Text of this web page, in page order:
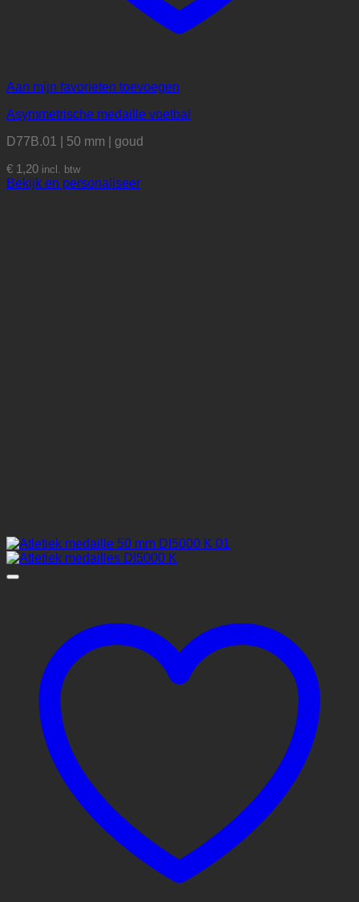
Aan mijn favorieten toevoegen
Asymmetrische medaille voetbal
D77B.01 | 50 mm | goud
€ 1,20 incl. btw
Bekijk en personaliseer